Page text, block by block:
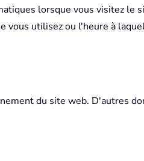
lorsque vous visitez le
utilisez ou l'heure à
du site web. D'autres